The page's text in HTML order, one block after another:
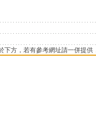
下方，若有參考網址請一併提供